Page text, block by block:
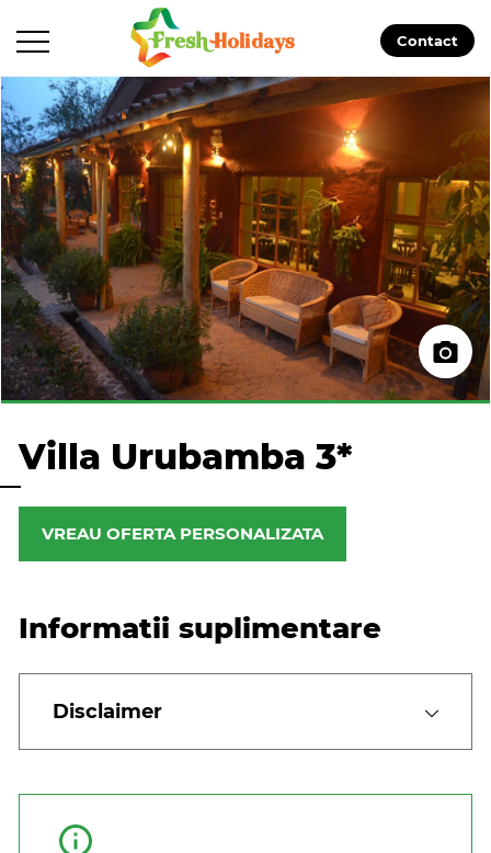
Contact
Villa Urubamba 3*
VREAU OFERTA PERSONALIZATA
Informatii suplimentare
Disclaimer